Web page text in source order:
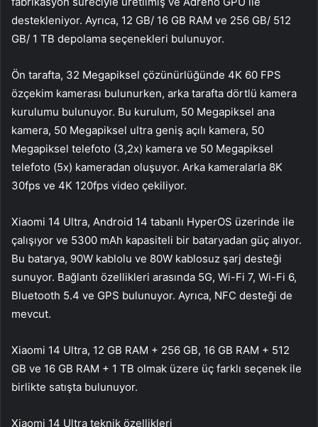
destekleniyor. Ayrıca, 12 GB/ 16 GB RAM ve 256 GB/ 512
GB/ 1 TB depolama seçenekleri bulunuyor.
Ön tarafta, 32 Megapiksel çözünürlüğünde 4K 60 FPS
özçekim kamerası bulunurken, arka tarafta dörtlü kamera
kurulumu bulunuyor. Bu kurulum, 50 Megapiksel ana
kamera, 50 Megapiksel ultra geniş açılı kamera, 50
Megapiksel telefoto (3,2x) kamera ve 50 Megapiksel
telefoto (5x) kameradan oluşuyor. Arka kameralarla 8K
30fps ve 4K 120fps video çekiliyor.
Xiaomi 14 Ultra, Android 14 tabanlı HyperOS üzerinde ile
çalışıyor ve 5300 mAh kapasiteli bir bataryadan güç alıyor.
Bu batarya, 90W kablolu ve 80W kablosuz şarj desteği
sunuyor. Bağlantı özellikleri arasında 5G, Wi-Fi 7, Wi-Fi 6,
Bluetooth 5.4 ve GPS bulunuyor. Ayrıca, NFC desteği de
mevcut.
Xiaomi 14 Ultra, 12 GB RAM + 256 GB, 16 GB RAM + 512
GB ve 16 GB RAM + 1 TB olmak üzere üç farklı seçenek ile
birlikte satışta bulunuyor.
Xiaomi 14 Ultra teknik özellikleri